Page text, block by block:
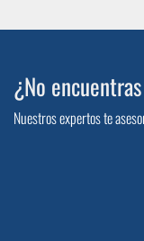
¿No
Nuestros expertos te